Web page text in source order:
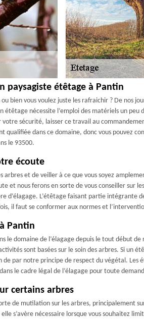
paysagiste étêtage à Pantin
bien vous voulez juste les rafraichir ? De nos
étêtage nécessite l’emploi des matériels un
sécurité, laisser ce travail au
qualifiée dans ce domaine, donc vous pouvez
le 93500.
écoute
arbres et de veiller à ce que vous soyez
et nous ferons en sorte de vous conseiller sur
d’élagage. L’étêtage faisant partie intégrante
il faut se conformer aux normes et
Pantin
le domaine de l’élagage depuis le tout début
sont basées sur le soin des arbres. Si un
par notre principe de respect du végétal. Les
le cadre légal de l’élagage pour toute
certains arbres
de mutilation sur les arbres, principalement
s’avère nécessaire lorsque vous souhaitez